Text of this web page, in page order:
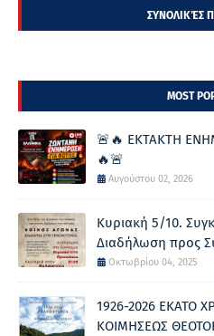
ΣΥΝΟΛΙΚΈΣ
MOST
🚨🔥 ΕΚΤΑΚΤΗ
🔥🚨
Αυγούστου 02, 2026
Κυριακή 5/10.
Διαδήλωση προς
Οκτωβρίου 04, 2025
1926-2026 ΕΚΑΤΟ
ΚΟΙΜΗΣΕΩΣ